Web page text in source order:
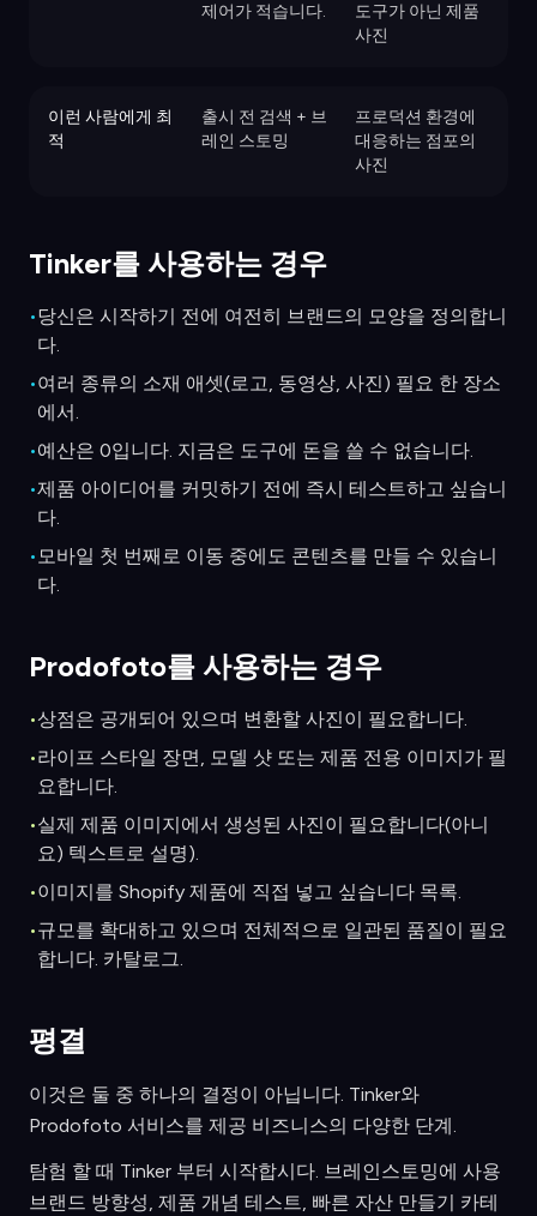
제어가 적습니다.
도구가 아닌 제품
사진
이런 사람에게 최
적
출시 전 검색 + 브
레인 스토밍
프로덕션 환경에
대응하는 점포의
사진
Tinker를 사용하는 경우
•당신은 시작하기 전에 여전히 브랜드의 모양을 정의합니
다.
•여러 종류의 소재 애셋(로고, 동영상, 사진) 필요 한 장소
에서.
•예산은 0입니다. 지금은 도구에 돈을 쓸 수 없습니다.
•제품 아이디어를 커밋하기 전에 즉시 테스트하고 싶습니
다.
•모바일 첫 번째로 이동 중에도 콘텐츠를 만들 수 있습니
다.
Prodofoto를 사용하는 경우
•상점은 공개되어 있으며 변환할 사진이 필요합니다.
•라이프 스타일 장면, 모델 샷 또는 제품 전용 이미지가 필
요합니다.
•실제 제품 이미지에서 생성된 사진이 필요합니다(아니
요) 텍스트로 설명).
•이미지를 Shopify 제품에 직접 넣고 싶습니다 목록.
•규모를 확대하고 있으며 전체적으로 일관된 품질이 필요
합니다. 카탈로그.
평결
이것은 둘 중 하나의 결정이 아닙니다. Tinker와
Prodofoto 서비스를 제공 비즈니스의 다양한 단계.
탐험 할 때 Tinker 부터 시작합시다. 브레인스토밍에 사용
브랜드 방향성, 제품 개념 테스트, 빠른 자산 만들기 카테